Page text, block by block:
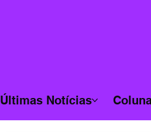
Últimas Notícias